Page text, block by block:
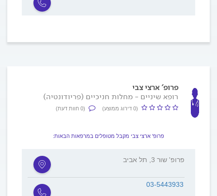
פרופ' ארצי צבי
רופא שיניים - מחלות חניכיים (פריודונטיה)
(0 דירוג ממוצע) (0 חוות דעת)
פרופ' ארצי צבי מקבל מטופלים במרפאות הבאות:
פרופ' שור 3, תל אביב
03-5443933